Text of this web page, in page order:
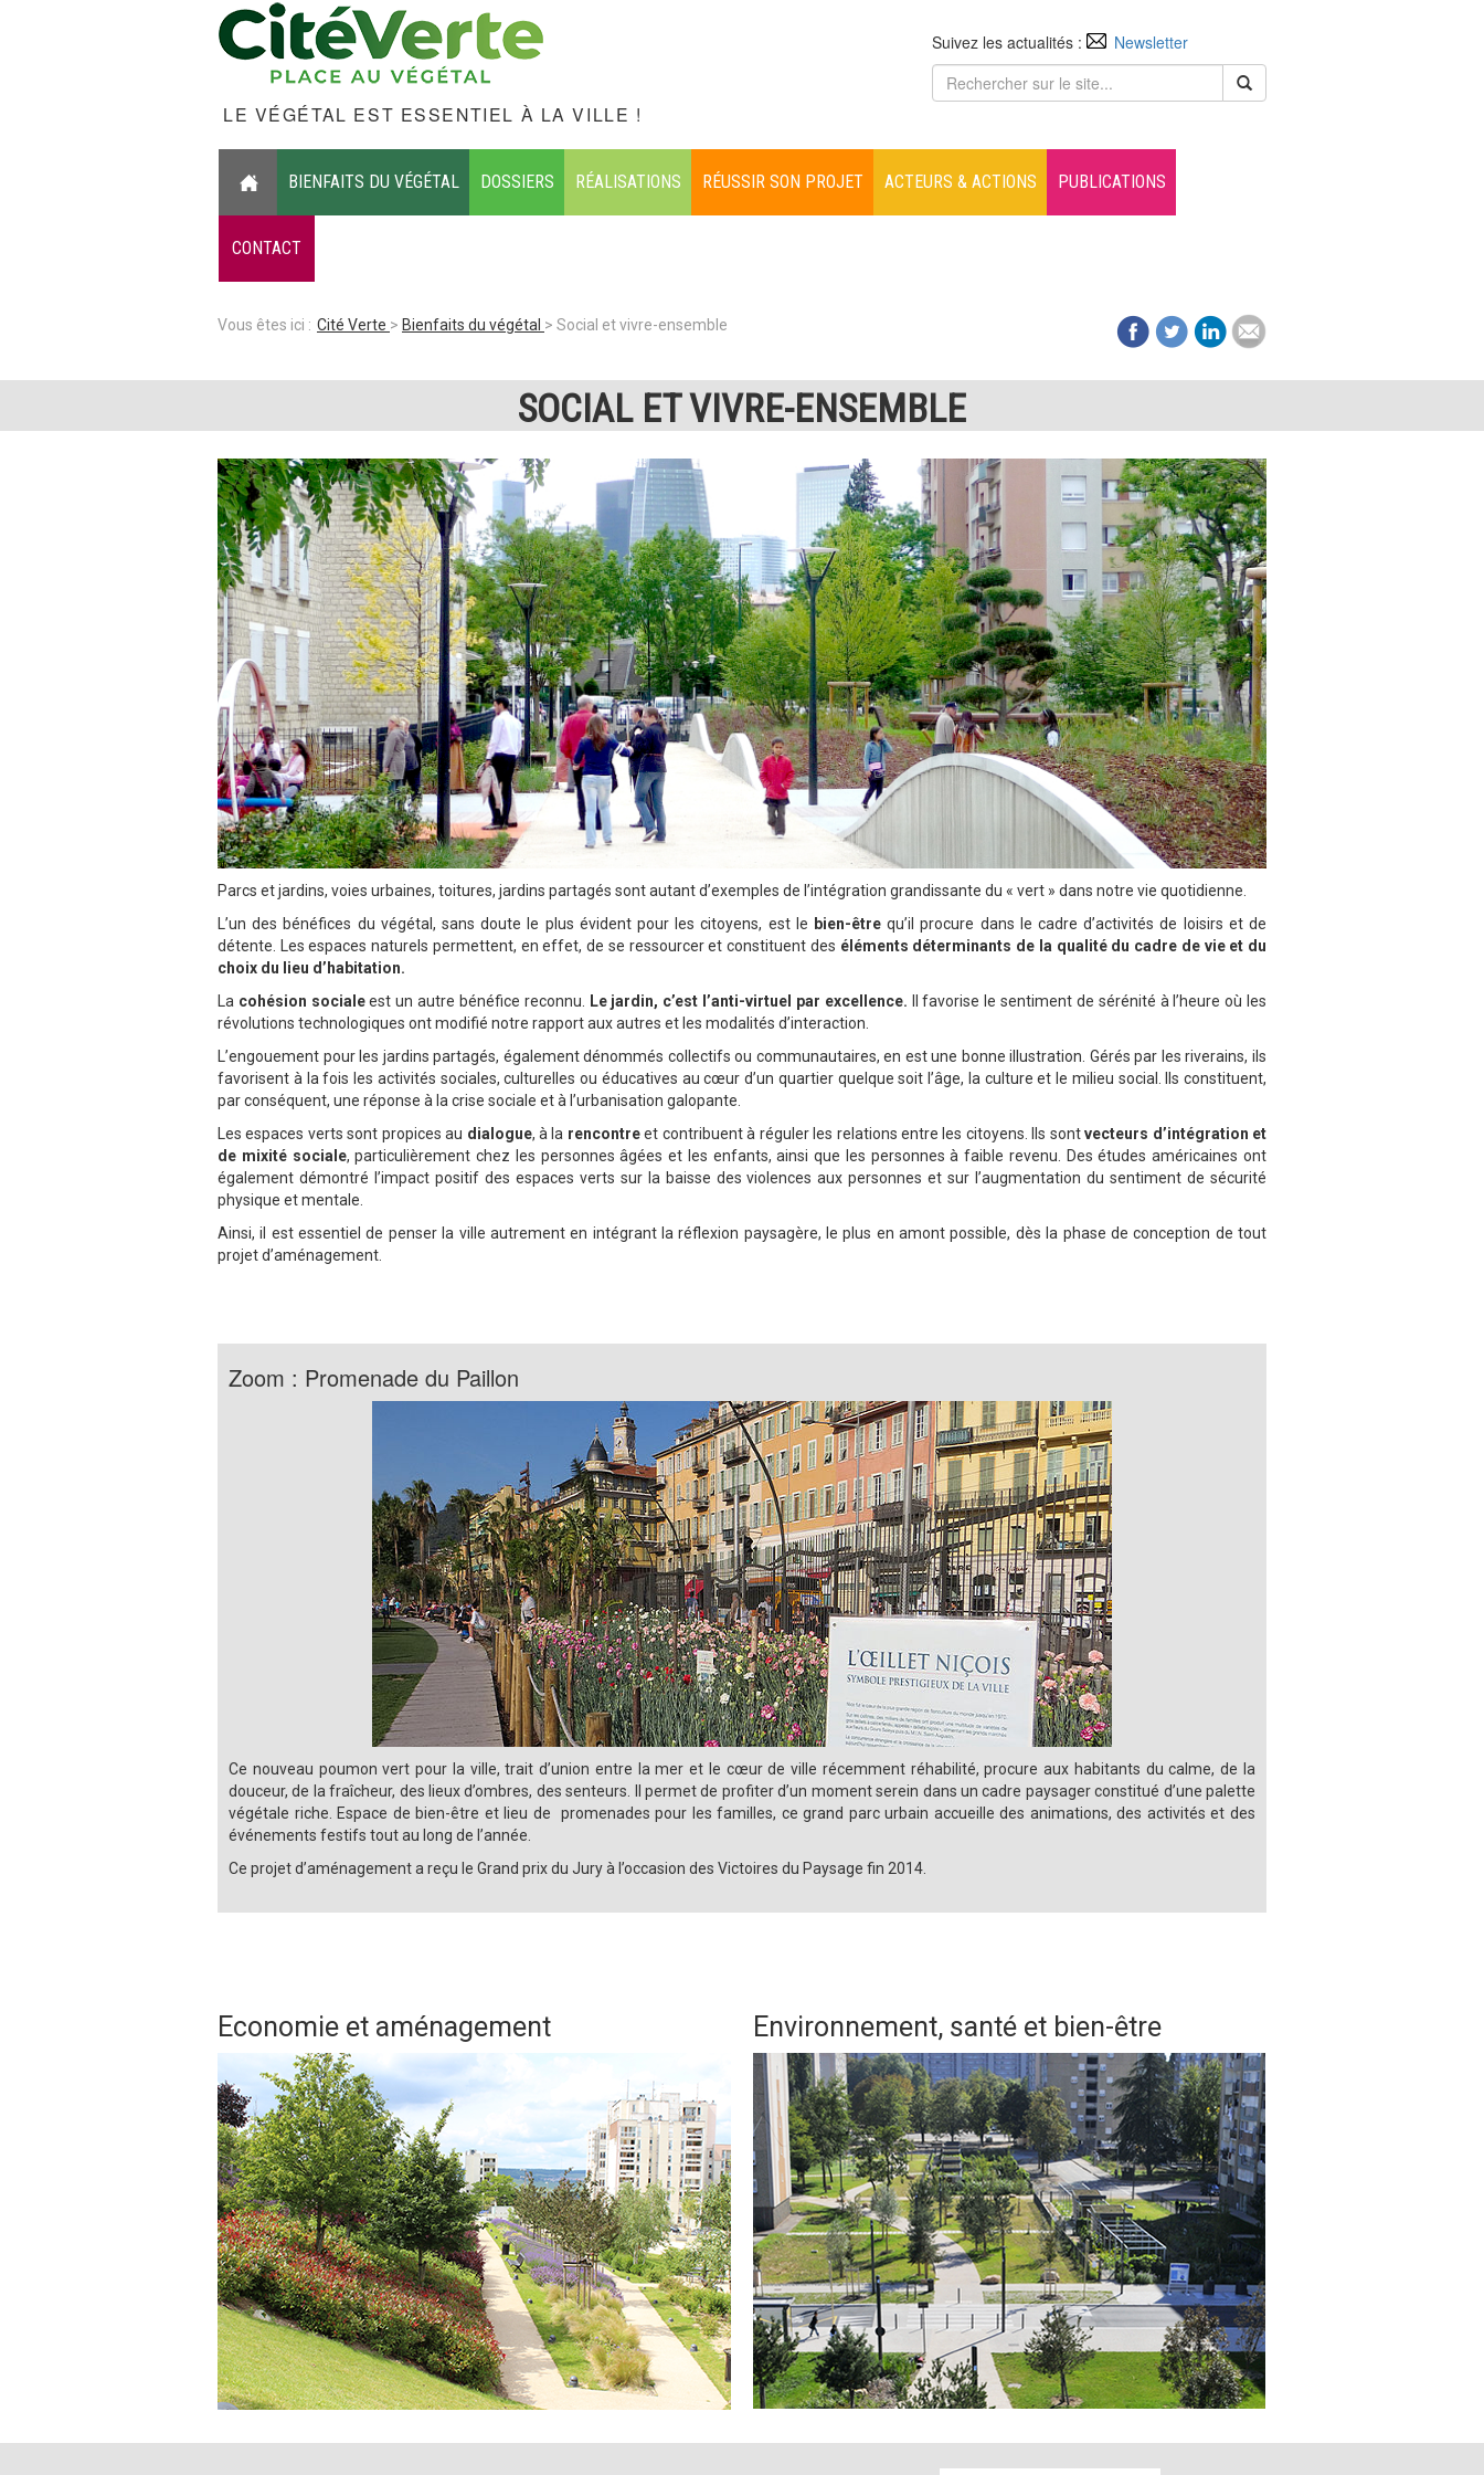
Suivez les actualités : Newsletter
LE VÉGÉTAL EST ESSENTIEL À LA VILLE !
BIENFAITS DU VÉGÉTAL DOSSIERS RÉALISATIONS RÉUSSIR SON PROJET ACTEURS & ACTIONS PUBLICATIONS
CONTACT
Vous êtes ici : Cité Verte Bienfaits du végétal Social et vivre-ensemble
SOCIAL ET VIVRE-ENSEMBLE
Parcs et jardins, voies urbaines, toitures, jardins partagés sont autant d’exemples de l’intégration grandissante du « vert » dans notre vie quotidienne.
L’un des bénéfices du végétal, sans doute le plus évident pour les citoyens, est le bien-être qu’il procure dans le cadre d’activités de loisirs et de
détente. Les espaces naturels permettent, en effet, de se ressourcer et constituent des éléments déterminants de la qualité du cadre de vie et du
choix du lieu d’habitation.
La cohésion socialeest un autre bénéfice reconnu. Le jardin, c’est l’anti-virtuel par excellence. Il favorise le sentiment de sérénité à l’heure où les
révolutions technologiques ont modifié notre rapport aux autres et les modalités d’interaction.
L’engouement pour les jardins partagés, également dénommés collectifs ou communautaires, en est une bonne illustration. Gérés par les riverains, ils
favorisent à la fois les activités sociales, culturelles ou éducatives au cœur d’un quartier quelque soit l’âge, la culture et le milieu social. Ils constituent,
par conséquent, une réponse à la crise sociale et à l’urbanisation galopante.
Les espaces verts sont propices au dialogue, à la rencontreet contribuent à réguler les relations entre les citoyens. Ils sontvecteurs d’intégration et
de mixité sociale, particulièrement chez les personnes âgées et les enfants, ainsi que les personnes à faible revenu. Des études américaines ont
également démontré l’impact positif des espaces verts sur la baisse des violences aux personnes et sur l’augmentation du sentiment de sécurité
physique et mentale.
Ainsi, il est essentiel de penser la ville autrement en intégrant la réflexion paysagère, le plus en amont possible, dès la phase de conception de tout
projet d’aménagement.
Zoom : Promenade du Paillon
Ce nouveau poumon vert pour la ville, trait d’union entre la mer et le cœur de ville récemment réhabilité, procure aux habitants du calme, de la
douceur, de la fraîcheur, des lieux d’ombres, des senteurs. Il permet de profiter d’un moment serein dans un cadre paysager constitué d’une palette
végétale riche. Espace de bien-être et lieu de promenades pour les familles, ce grand parc urbain accueille des animations, des activités et des
événements festifs tout au long de l’année.
Ce projet d’aménagement a reçu le Grand prix du Jury à l’occasion des Victoires du Paysage fin 2014.
Economie et aménagement Environnement, santé et bien-être